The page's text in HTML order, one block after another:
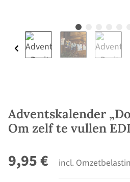
Adventskalender
Om zelf te vullen
9,95 € incl.